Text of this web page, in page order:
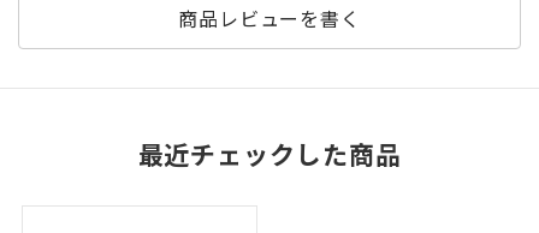
商品レビューを書く
最近チェックした商品